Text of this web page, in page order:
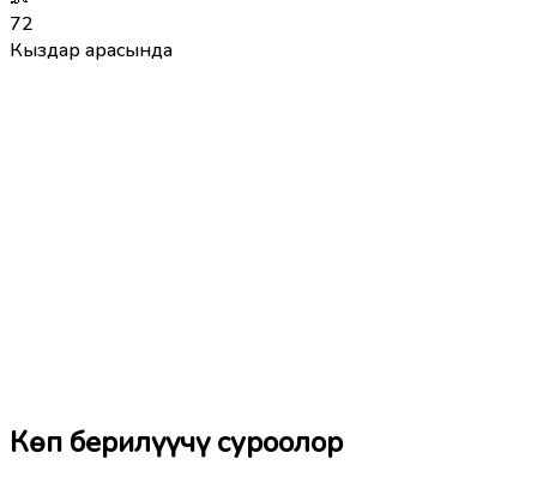
72
Кыздар арасында
Көп берилүүчү суроолор